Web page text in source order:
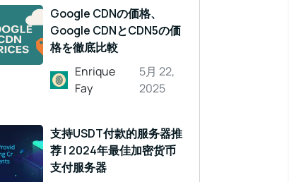
Google CDNの価格、
Google CDNとCDN5の価
格を徹底比較
Enrique
Fay
5月 22,
2025
支持USDT付款的服务器推
荐 | 2024年最佳加密货币
支付服务器